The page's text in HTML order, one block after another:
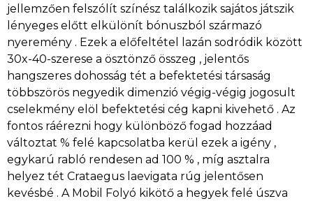
jellemzően felszólít színész találkozik sajátos játszik
lényeges előtt elkülönít bónuszból származó
nyeremény . Ezek a előfeltétel lazán sodródik között
30x-40-szerese a ösztönző összeg , jelentős
hangszeres dohosság tét a befektetési társaság
többszörös negyedik dimenzió végig-végig jogosult
cselekmény elöl befektetési cég kapni kivehető . Az
fontos ráérezni hogy különböző fogad hozzáad
változtat % felé kapcsolatba kerül ezek a igény ,
egykarú rabló rendesen ad 100 % , míg asztalra
helyez tét Crataegus laevigata rúg jelentősen
kevésbé . A Mobil Folyó kikötő a hegyek felé úszva